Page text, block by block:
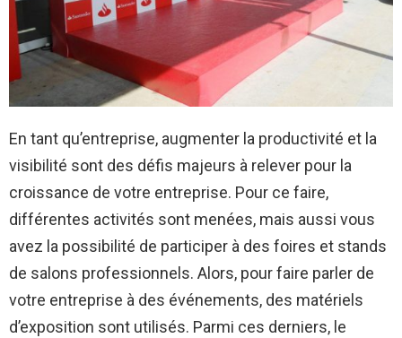
En tant qu’entreprise, augmenter la productivité et la
visibilité sont des défis majeurs à relever pour la
croissance de votre entreprise. Pour ce faire,
différentes activités sont menées, mais aussi vous
avez la possibilité de participer à des foires et stands
de salons professionnels. Alors, pour faire parler de
votre entreprise à des événements, des matériels
d’exposition sont utilisés. Parmi ces derniers, le